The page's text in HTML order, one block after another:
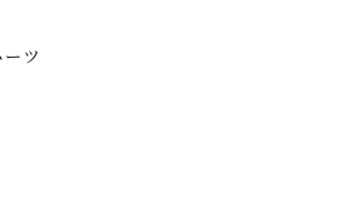
ツ